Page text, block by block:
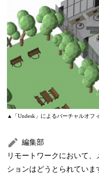
▲「Undesk」によるバーチャルオフ
編集部
リモートワークにおいて
ションはどうとられていま